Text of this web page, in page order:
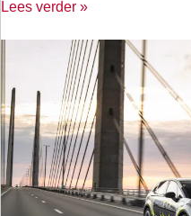
Lees verder »